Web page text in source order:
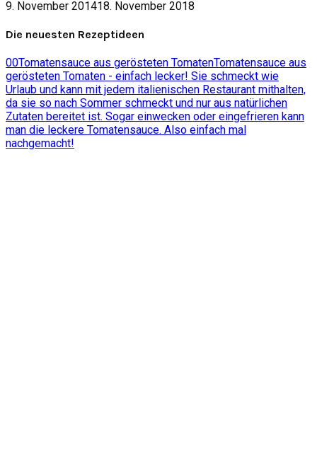
9. November 201418. November 2018
Die neuesten Rezeptideen
00Tomatensauce aus gerösteten TomatenTomatensauce aus
gerösteten Tomaten - einfach lecker! Sie schmeckt wie
Urlaub und kann mit jedem italienischen Restaurant mithalten,
da sie so nach Sommer schmeckt und nur aus natürlichen
Zutaten bereitet ist. Sogar einwecken oder eingefrieren kann
man die leckere Tomatensauce. Also einfach mal
nachgemacht!